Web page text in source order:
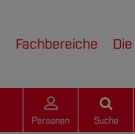
Fachbereiche Die
Personen Suche